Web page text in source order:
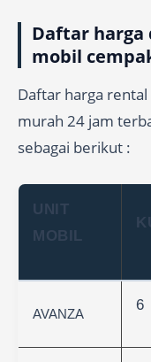
Daftar harga
mobil
Daftar harga
murah 24 jam
sebagai berikut :
UNIT
MOBIL
AVANZA
6